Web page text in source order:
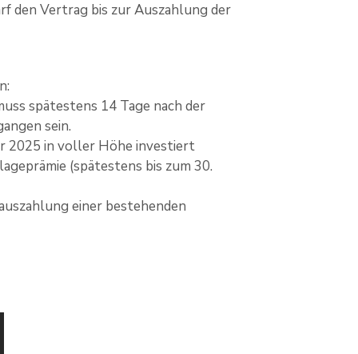
den Vertrag bis zur Auszahlung der
spätestens 14 Tage nach der
sein.
2025 in voller Höhe investiert
(spätestens bis zum 30.
einer bestehenden